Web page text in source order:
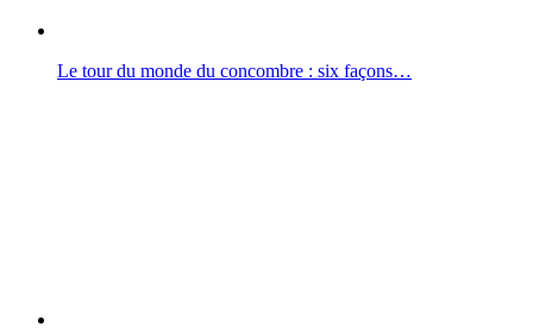
Le tour du monde du concombre : six façons…